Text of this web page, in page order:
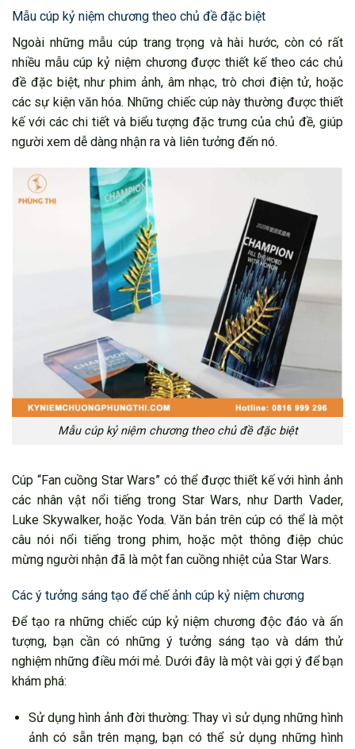
Mẫu cúp kỷ niệm chương theo chủ đề đặc biệt
Ngoài những mẫu cúp trang trọng và hài hước, còn có rất
nhiều mẫu cúp kỷ niệm chương được thiết kế theo các chủ
đề đặc biệt, như phim ảnh, âm nhạc, trò chơi điện tử, hoặc
các sự kiện văn hóa. Những chiếc cúp này thường được thiết
kế với các chi tiết và biểu tượng đặc trưng của chủ đề, giúp
người xem dễ dàng nhận ra và liên tưởng đến nó.
Mẫu cúp kỷ niệm chương theo chủ đề đặc biệt
Cúp “Fan cuồng Star Wars” có thể được thiết kế với hình ảnh
các nhân vật nổi tiếng trong Star Wars, như Darth Vader,
Luke Skywalker, hoặc Yoda. Văn bản trên cúp có thể là một
câu nói nổi tiếng trong phim, hoặc một thông điệp chúc
mừng người nhận đã là một fan cuồng nhiệt của Star Wars.
Các ý tưởng sáng tạo để chế ảnh cúp kỷ niệm chương
Để tạo ra những chiếc cúp kỷ niệm chương độc đáo và ấn
tượng, bạn cần có những ý tưởng sáng tạo và dám thử
nghiệm những điều mới mẻ. Dưới đây là một vài gợi ý để bạn
khám phá:
Sử dụng hình ảnh đời thường: Thay vì sử dụng những hình
ảnh có sẵn trên mạng, bạn có thể sử dụng những hình